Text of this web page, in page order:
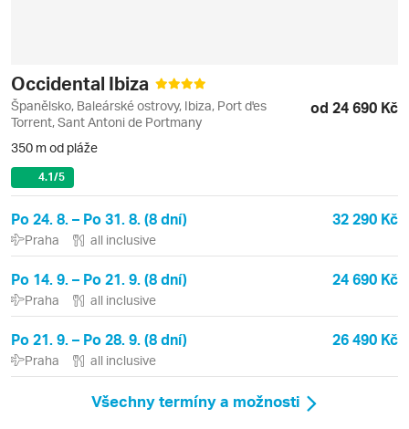
Occidental Ibiza
Španělsko, Baleárské ostrovy, Ibiza, Port d'es
Torrent, Sant Antoni de Portmany
od 24 690 Kč
350 m od pláže
4.1/5
Po 24. 8. – Po 31. 8. (8 dní) 32 290 Kč
Praha all inclusive
Po 14. 9. – Po 21. 9. (8 dní) 24 690 Kč
Praha all inclusive
Po 21. 9. – Po 28. 9. (8 dní) 26 490 Kč
Praha all inclusive
Všechny termíny a možnosti